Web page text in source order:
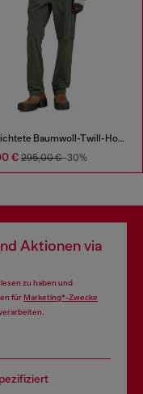
Beschichtete Baumwoll-Twill-Hose mit Biker-Riemen
€ 295,00 €-30%
Aktionen via
zu haben und
fürMarketing*-Zwecke